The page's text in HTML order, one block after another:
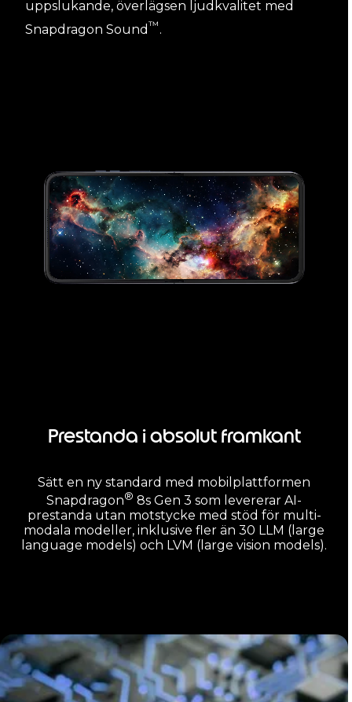
uppslukande, överlägsen ljudkvalitet med
Snapdragon Sound™.
Prestanda i absolut framkant
Sätt en ny standard med mobilplattformen
Snapdragon® 8s Gen 3 som levererar AI-
prestanda utan motstycke med stöd för multi-
modala modeller, inklusive fler än 30 LLM (large
language models) och LVM (large vision models).